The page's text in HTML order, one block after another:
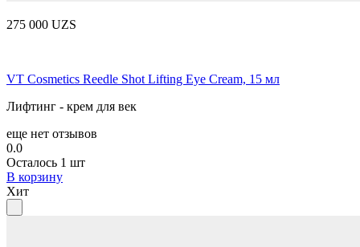
275 000 UZS
VT Cosmetics Reedle Shot Lifting Eye Cream, 15 мл
Лифтинг - крем для век
еще нет отзывов
0.0
Осталось 1 шт
В корзину
Хит